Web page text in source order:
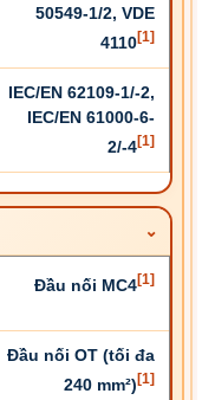
50549-1/2, VDE
4110[1]
IEC/EN 62109-1/-2,
IEC/EN 61000-6-
2/-4[1]
Đầu nối MC4[1]
Đầu nối OT (tối đa
240 mm²) [1]